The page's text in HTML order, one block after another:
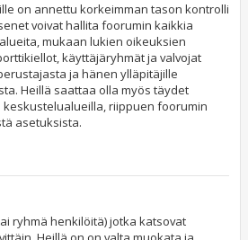
on annettu korkeimman tason kontrolli
voivat hallita foorumin kaikkia
mukaan lukien oikeuksien
käyttäjäryhmät ja valvojat
ja hänen ylläpitäjille
Heillä saattaa olla myös täydet
riippuen foorumin
asetuksista.
ryhmä henkilöitä) jotka katsovat